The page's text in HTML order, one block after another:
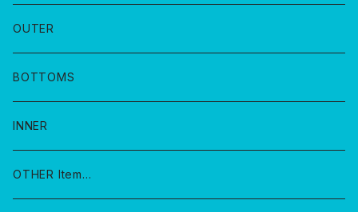
OUTER
BOTTOMS
INNER
OTHER Item…